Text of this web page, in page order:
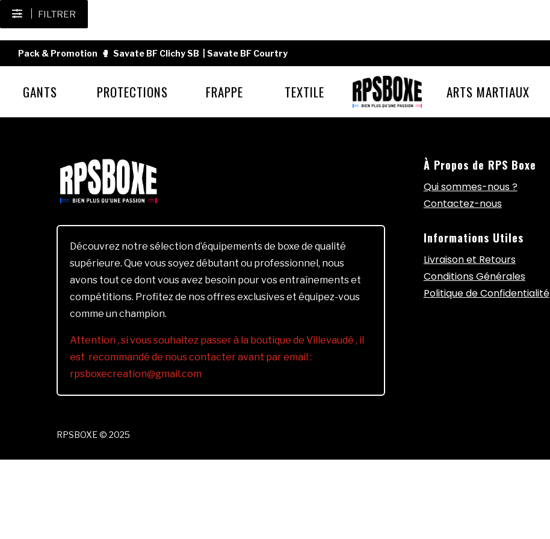
FILTRER
Pack & Promotion 🥊 Savate BF Clichy SB Savate BF Courtry
GANTS PROTECTIONS FRAPPE TEXTILE ARTS MARTIAUX
Découvrez notre sélection d’équipements de boxe de qualité
supérieure. Que vous soyez débutant ou professionnel, nous
avons tout ce dont vous avez besoin pour vos entraînements et
compétitions. Profitez de nos offres exclusives et équipez-vous
comme un champion.
Attention , si vous souhaitez passer à la boutique de Villevaudé , il
est recommandé de nous contacter avant par email :
rpsboxecreation@gmail.com
À Propos de RPS Boxe
Qui sommes-nous ?
Contactez-nous
Informations Utiles
Livraison et Retours
Conditions Générales
Politique de Confidentialité
RPSBOXE © 2025